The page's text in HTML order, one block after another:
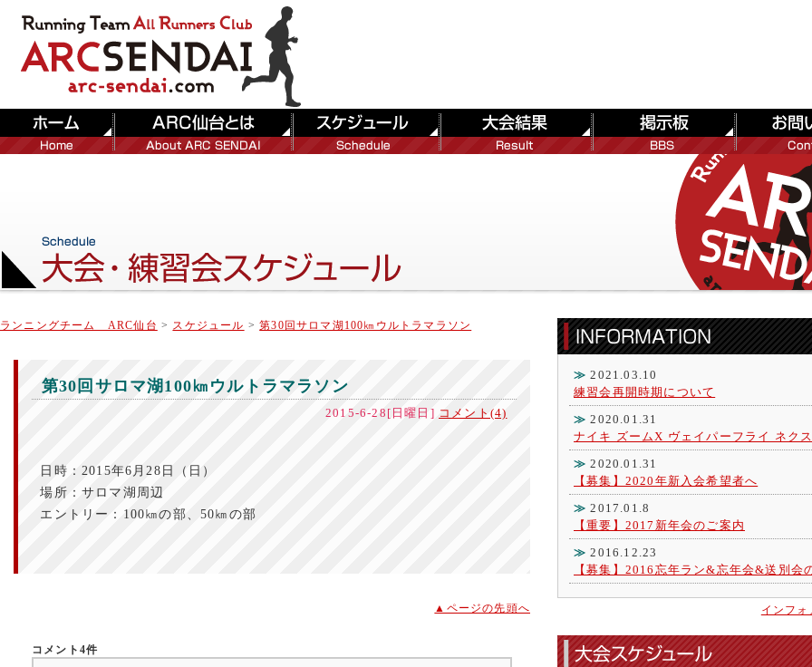
ランニングチーム ARC仙台 > スケジュール >第30回サロマ湖100㎞ウルトラマラソン
第30回サロマ湖100㎞ウルトラマラソン
2015-6-28[日曜日] コメント(4)
日時：2015年6月28日（日）
場所：サロマ湖周辺
エントリー：100㎞の部、50㎞の部
▲ページの先頭へ
コメント4件
≫ 2021.03.10
練習会再開時期について
≫ 2020.01.31
ナイキ ズームX ヴェイパーフライ ネク
≫ 2020.01.31
【募集】2020年新入会希望者へ
≫ 2017.01.8
【重要】2017新年会のご案内
≫ 2016.12.23
【募集】2016忘年ラン&忘年会&送別会
インフ